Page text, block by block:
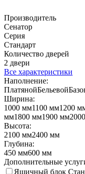
Производитель
Сенатор
Серия
Стандарт
Количество дверей
2 двери
Все характеристики
Наполнение:
ПлатянойБельевой
Ширина:
1000 мм1100 мм1200
мм1800 мм1900 мм
Высота:
2100 мм2400 мм
Глубина:
450 мм600 мм
Дополнительные
Ящичный блок